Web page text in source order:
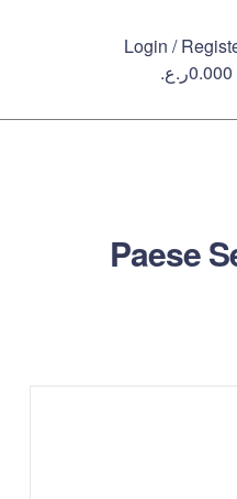
Login /
0.000ر.ع.
Paese